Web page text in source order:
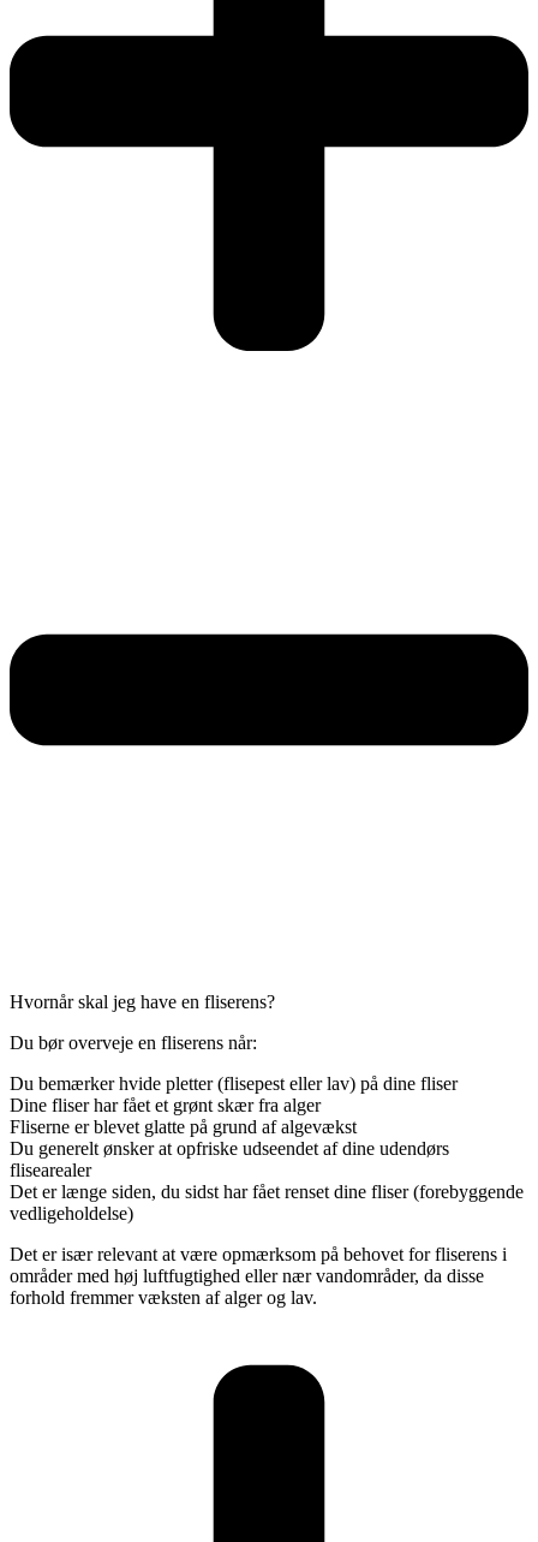
Hvornår skal jeg have en fliserens?
Du bør overveje en fliserens når:
Du bemærker hvide pletter (flisepest eller lav) på dine fliser
Dine fliser har fået et grønt skær fra alger
Fliserne er blevet glatte på grund af algevækst
Du generelt ønsker at opfriske udseendet af dine udendørs
flisearealer
Det er længe siden, du sidst har fået renset dine fliser (forebyggende
vedligeholdelse)
Det er især relevant at være opmærksom på behovet for fliserens i
områder med høj luftfugtighed eller nær vandområder, da disse
forhold fremmer væksten af alger og lav.